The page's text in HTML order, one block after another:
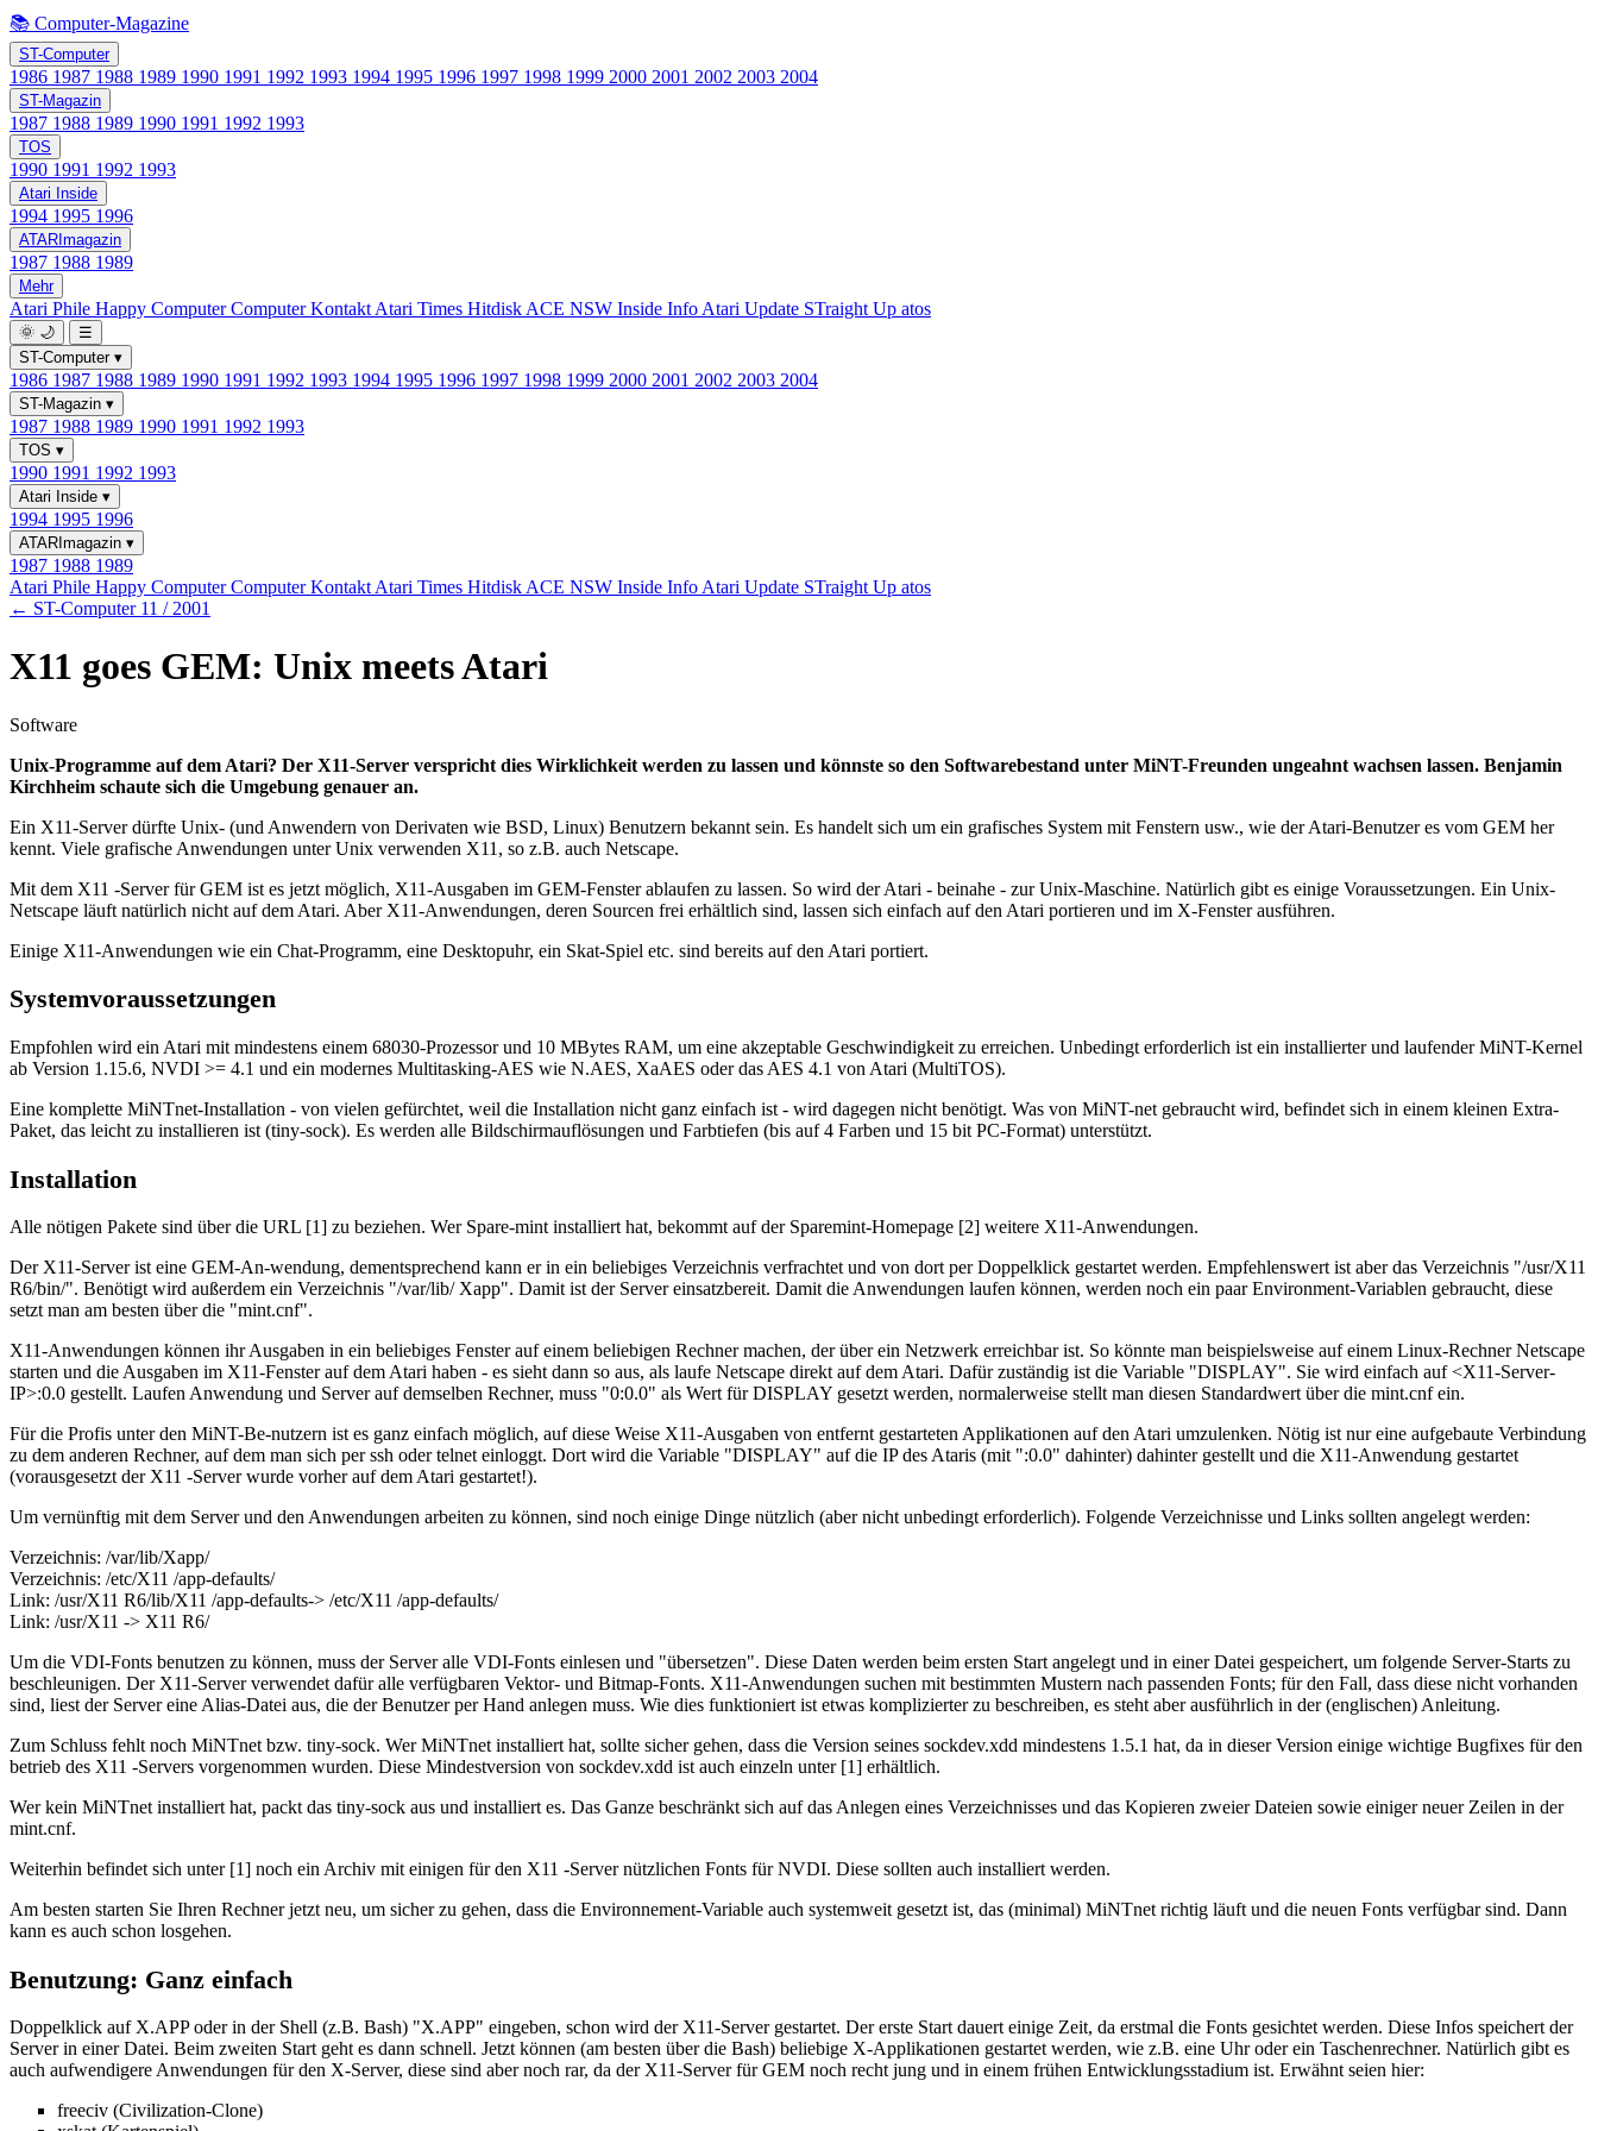
📚 Computer-Magazine
ST-Computer
1986 1987 1988 1989 1990 1991 1992 1993 1994 1995 1996 1997 1998 1999 2000 2001 2002 2003 2004
ST-Magazin
1987 1988 1989 1990 1991 1992 1993
TOS
1990 1991 1992 1993
Atari Inside
1994 1995 1996
ATARImagazin
1987 1988 1989
Mehr
Atari Phile Happy ComputerComputer Kontakt Atari Times Hitdisk ACE NSW Inside Info Atari Update STraight Up atos
🌞 🌙
☰
ST-Computer ▾
1986 1987 1988 1989 1990 1991 1992 1993 1994 1995 1996 1997 1998 1999 2000 2001 2002 2003 2004
ST-Magazin ▾
1987 1988 1989 1990 1991 1992 1993
TOS ▾
1990 1991 1992 1993
Atari Inside ▾
1994 1995 1996
ATARImagazin ▾
1987 1988 1989
Atari Phile Happy ComputerComputer Kontakt Atari Times Hitdisk ACE NSW Inside Info Atari Update STraight Up atos
← ST-Computer 11 / 2001
X11 goes GEM: Unix meets Atari
Software
Unix-Programme auf dem Atari? Der X11-Server verspricht dies Wirklichkeit werden zu lassen und könnste so den Softwarebestand unter MiNT-Freunden ungeahnt wachsen lassen. Benjamin
Kirchheim schaute sich die Umgebung genauer an.
Ein X11-Server dürfte Unix- (und Anwendern von Derivaten wie BSD, Linux) Benutzern bekannt sein. Es handelt sich um ein grafisches System mit Fenstern usw., wie der Atari-Benutzer es vom GEM her
kennt. Viele grafische Anwendungen unter Unix verwenden X11, so z.B. auch Netscape.
Mit dem X11 -Server für GEM ist es jetzt möglich, X11-Ausgaben im GEM-Fenster ablaufen zu lassen. So wird der Atari - beinahe - zur Unix-Maschine. Natürlich gibt es einige Voraussetzungen. Ein Unix-
Netscape läuft natürlich nicht auf dem Atari. Aber X11-Anwendungen, deren Sourcen frei erhältlich sind, lassen sich einfach auf den Atari portieren und im X-Fenster ausführen.
Einige X11-Anwendungen wie ein Chat-Programm, eine Desktopuhr, ein Skat-Spiel etc. sind bereits auf den Atari portiert.
Systemvoraussetzungen
Empfohlen wird ein Atari mit mindestens einem 68030-Prozessor und 10 MBytes RAM, um eine akzeptable Geschwindigkeit zu erreichen. Unbedingt erforderlich ist ein installierter und laufender MiNT-Kernel
ab Version 1.15.6, NVDI >= 4.1 und ein modernes Multitasking-AES wie N.AES, XaAES oder das AES 4.1 von Atari (MultiTOS).
Eine komplette MiNTnet-Installation - von vielen gefürchtet, weil die Installation nicht ganz einfach ist - wird dagegen nicht benötigt. Was von MiNT-net gebraucht wird, befindet sich in einem kleinen Extra-
Paket, das leicht zu installieren ist (tiny-sock). Es werden alle Bildschirmauflösungen und Farbtiefen (bis auf 4 Farben und 15 bit PC-Format) unterstützt.
Installation
Alle nötigen Pakete sind über die URL [1] zu beziehen. Wer Spare-mint installiert hat, bekommt auf der Sparemint-Homepage [2] weitere X11-Anwendungen.
Der X11-Server ist eine GEM-An-wendung, dementsprechend kann er in ein beliebiges Verzeichnis verfrachtet und von dort per Doppelklick gestartet werden. Empfehlenswert ist aber das Verzeichnis "/usr/X11
R6/bin/". Benötigt wird außerdem ein Verzeichnis "/var/lib/ Xapp". Damit ist der Server einsatzbereit. Damit die Anwendungen laufen können, werden noch ein paar Environment-Variablen gebraucht, diese
setzt man am besten über die "mint.cnf".
X11-Anwendungen können ihr Ausgaben in ein beliebiges Fenster auf einem beliebigen Rechner machen, der über ein Netzwerk erreichbar ist. So könnte man beispielsweise auf einem Linux-Rechner Netscape
starten und die Ausgaben im X11-Fenster auf dem Atari haben - es sieht dann so aus, als laufe Netscape direkt auf dem Atari. Dafür zuständig ist die Variable "DISPLAY". Sie wird einfach auf <X11-Server-
IP>:0.0 gestellt. Laufen Anwendung und Server auf demselben Rechner, muss "0:0.0" als Wert für DISPLAY gesetzt werden, normalerweise stellt man diesen Standardwert über die mint.cnf ein.
Für die Profis unter den MiNT-Be-nutzern ist es ganz einfach möglich, auf diese Weise X11-Ausgaben von entfernt gestarteten Applikationen auf den Atari umzulenken. Nötig ist nur eine aufgebaute Verbindung
zu dem anderen Rechner, auf dem man sich per ssh oder telnet einloggt. Dort wird die Variable "DISPLAY" auf die IP des Ataris (mit ":0.0" dahinter) dahinter gestellt und die X11-Anwendung gestartet
(vorausgesetzt der X11 -Server wurde vorher auf dem Atari gestartet!).
Um vernünftig mit dem Server und den Anwendungen arbeiten zu können, sind noch einige Dinge nützlich (aber nicht unbedingt erforderlich). Folgende Verzeichnisse und Links sollten angelegt werden:
Verzeichnis: /var/lib/Xapp/
Verzeichnis: /etc/X11 /app-defaults/
Link: /usr/X11 R6/lib/X11 /app-defaults-> /etc/X11 /app-defaults/
Link: /usr/X11 -> X11 R6/
Um die VDI-Fonts benutzen zu können, muss der Server alle VDI-Fonts einlesen und "übersetzen". Diese Daten werden beim ersten Start angelegt und in einer Datei gespeichert, um folgende Server-Starts zu
beschleunigen. Der X11-Server verwendet dafür alle verfügbaren Vektor- und Bitmap-Fonts. X11-Anwendungen suchen mit bestimmten Mustern nach passenden Fonts; für den Fall, dass diese nicht vorhanden
sind, liest der Server eine Alias-Datei aus, die der Benutzer per Hand anlegen muss. Wie dies funktioniert ist etwas komplizierter zu beschreiben, es steht aber ausführlich in der (englischen) Anleitung.
Zum Schluss fehlt noch MiNTnet bzw. tiny-sock. Wer MiNTnet installiert hat, sollte sicher gehen, dass die Version seines sockdev.xdd mindestens 1.5.1 hat, da in dieser Version einige wichtige Bugfixes für den
betrieb des X11 -Servers vorgenommen wurden. Diese Mindestversion von sockdev.xdd ist auch einzeln unter [1] erhältlich.
Wer kein MiNTnet installiert hat, packt das tiny-sock aus und installiert es. Das Ganze beschränkt sich auf das Anlegen eines Verzeichnisses und das Kopieren zweier Dateien sowie einiger neuer Zeilen in der
mint.cnf.
Weiterhin befindet sich unter [1] noch ein Archiv mit einigen für den X11 -Server nützlichen Fonts für NVDI. Diese sollten auch installiert werden.
Am besten starten Sie Ihren Rechner jetzt neu, um sicher zu gehen, dass die Environnement-Variable auch systemweit gesetzt ist, das (minimal) MiNTnet richtig läuft und die neuen Fonts verfügbar sind. Dann
kann es auch schon losgehen.
Benutzung: Ganz einfach
Doppelklick auf X.APP oder in der Shell (z.B. Bash) "X.APP" eingeben, schon wird der X11-Server gestartet. Der erste Start dauert einige Zeit, da erstmal die Fonts gesichtet werden. Diese Infos speichert der
Server in einer Datei. Beim zweiten Start geht es dann schnell. Jetzt können (am besten über die Bash) beliebige X-Applikationen gestartet werden, wie z.B. eine Uhr oder ein Taschenrechner. Natürlich gibt es
auch aufwendigere Anwendungen für den X-Server, diese sind aber noch rar, da der X11-Server für GEM noch recht jung und in einem frühen Entwicklungsstadium ist. Erwähnt seien hier:
freeciv (Civilization-Clone)